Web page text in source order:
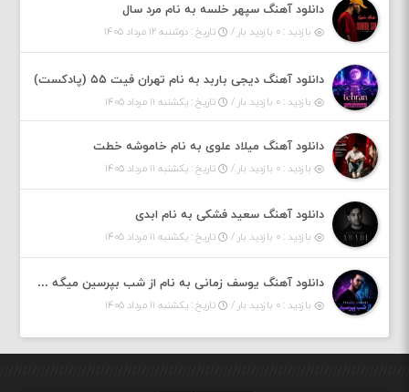
دانلود آهنگ سپهر خلسه به نام مرد سال
بازدید : ۰ بازدید بار / تاریخ : دوشنبه ۱۲ مرداد ۱۴۰۵
دانلود آهنگ دیجی باربد به نام تهران فیت ۵۵ (پادکست)
بازدید : ۰ بازدید بار / تاریخ : یکشنبه ۱۱ مرداد ۱۴۰۵
دانلود آهنگ میلاد علوی به نام خاموشه خطت
بازدید : ۰ بازدید بار / تاریخ : یکشنبه ۱۱ مرداد ۱۴۰۵
دانلود آهنگ سعید فشکی به نام ابدی
بازدید : ۰ بازدید بار / تاریخ : یکشنبه ۱۱ مرداد ۱۴۰۵
دانلود آهنگ یوسف زمانی به نام از شب بپرسین میگه چه روزگاری دارم
بازدید : ۰ بازدید بار / تاریخ : یکشنبه ۱۱ مرداد ۱۴۰۵